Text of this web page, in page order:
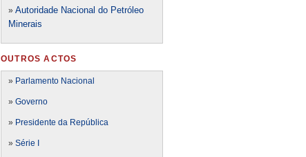
» Autoridade Nacional do Petróleo
Minerais
OUTROS ACTOS
» Parlamento Nacional
» Governo
» Presidente da República
» Série I